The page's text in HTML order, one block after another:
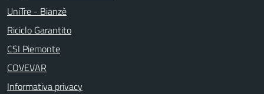
UniTre - Bianzè
Riciclo Garantito
CSI Piemonte
COVEVAR
Informativa privacy